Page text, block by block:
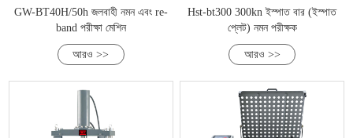
GW-BT40H/50h জলবাহী নমন এবং re-
band পরীক্ষা মেশিন
আরও >>
Hst-bt300 300kn ইস্পাত বার (ইস্পাত
প্লেট) নমন পরীক্ষক
আরও >>